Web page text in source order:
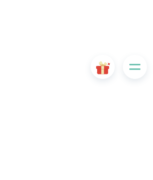
van de website en als ze uitgeschakeld
negatief beïnvloeden of
sommige functies van de website
Andere cookies worden gebruikt voor